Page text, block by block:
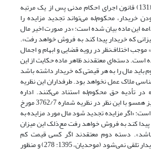
براساس صدر ماده (131) قانون اجرای احکام مدنی پس از یک مرتبه
خریدار، محکوم‌له می‌تواند تجدید مزایده را
این ماده بیان شده‌ است: «در صورت اخیر مال
که خریدار پیدا کند به فروش خواهد رفت».
موجب اختلاف‌نظر در رویه قضایی و ابهام و اجمال
است. دسته‌ای معتقدند ظاهر ماده حکایت از این
باید مال را به هر قیمتی که خریدار داشته ‌باشد
ملاک عمل نخواهد بود. طرفداران این نظریه
تأدیه حق محکوم‌له استناد می‌کنند. اداره
حقوقی قوه قضائیه نیز همسو با این نظر در نظریه شماره 3762/7 مورخ
کرده است: «اگر مزایده تجدید شود مال مورد مزایده به
پیدا کند به فروش خواهد رفت مع‌ذلک این میزان
باشد». دسته دوم معتقدند اگر کسی قیمت کم
پیشنهاد کرد اصلاً خریدار تلقی نمی‌شود (موحدیان، 1395: 278) و منظور